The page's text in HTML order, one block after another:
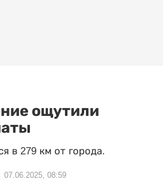
ощутили
в 279 км от города.
07.06.2025, 08:59